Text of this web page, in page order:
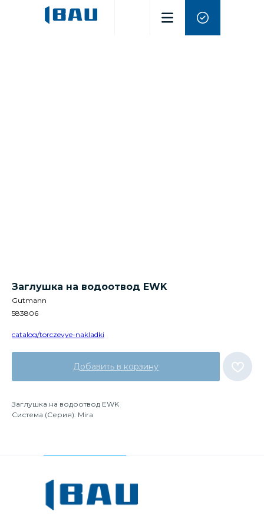
Заглушка на водоотвод EWK
Gutmann
583806
catalog/torczevye-nakladki
Добавить в корзину
Заглушка на водоотвод EWK
Система (Серия): Mira